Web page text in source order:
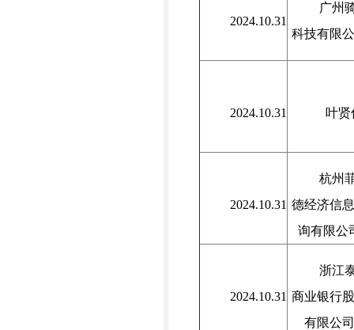
2024.10.31
广州
科技有限
2024.10.31 叶贤
2024.10.31
杭州
德经济信
询有限公
2024.10.31
浙江
商业银行
有限公